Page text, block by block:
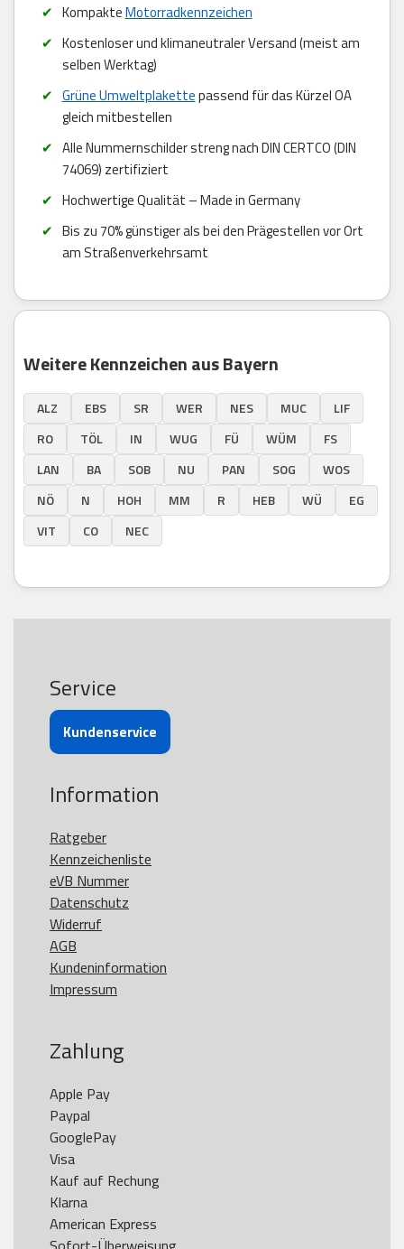
KompakteMotorradkennzeichen
Kostenloser und klimaneutraler Versand (meist am
selben Werktag)
Grüne Umweltplakettepassend für das Kürzel OA
gleich mitbestellen
Alle Nummernschilder streng nach DIN CERTCO (DIN
74069) zertifiziert
Hochwertige Qualität – Made in Germany
Bis zu 70% günstiger als bei den Prägestellen vor Ort
am Straßenverkehrsamt
Weitere Kennzeichen aus Bayern
ALZ EBS SR WER NES MUC
LIF
RO
TÖL IN WUG FÜ WÜM
FS
LAN
BA SOB NU PAN SOG
WOS
NÖ
N HOH MM R HEB WÜ
EG
VIT
CO NEC
Service
Kundenservice
Information
Ratgeber
Kennzeichenliste
eVB Nummer
Datenschutz
Widerruf
AGB
Kundeninformation
Impressum
Zahlung
Apple Pay
Paypal
GooglePay
Visa
Kauf auf Rechung
Klarna
American Express